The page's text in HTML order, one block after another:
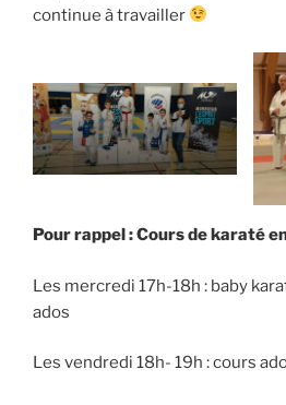
continue à travailler
Pour rappel : Cours de karaté
Les mercredi 17h-18h : baby
ados
Les vendredi 18h- 19h : cours